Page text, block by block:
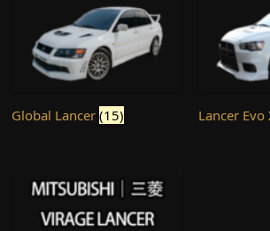
Global Lancer (15) Lancer Evo